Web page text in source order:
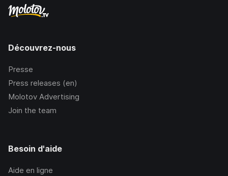
Découvrez-nous
Presse
Press releases (en)
Molotov Advertising
Join the team
Besoin d'aide
Aide en ligne